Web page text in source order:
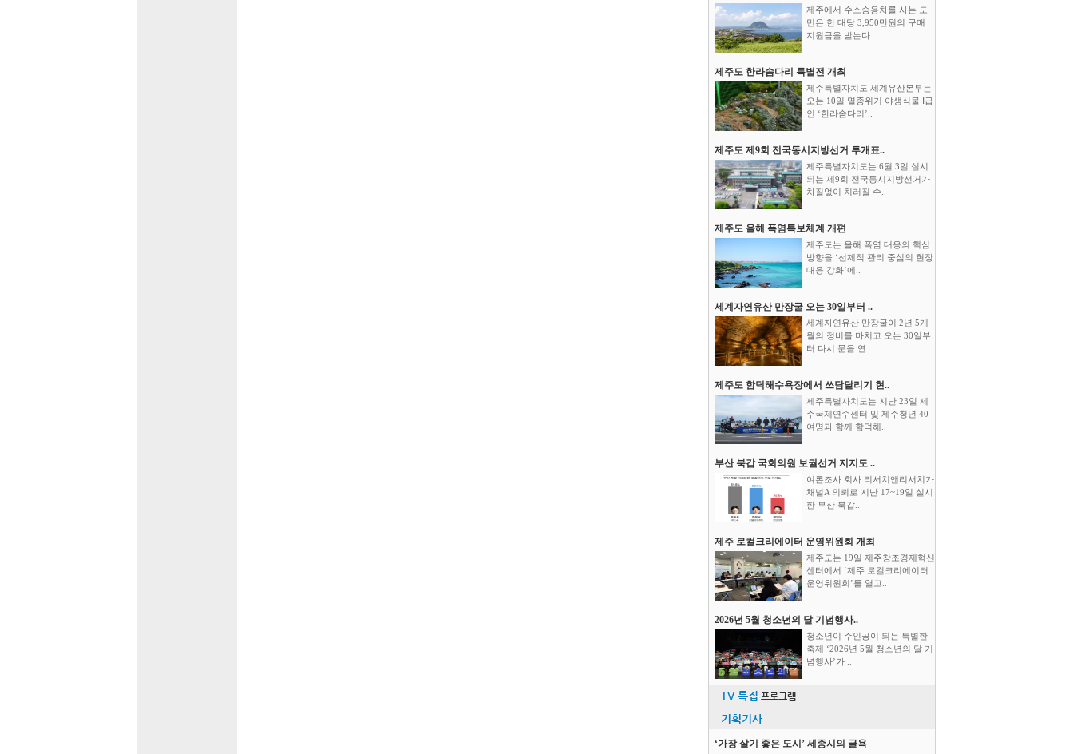
제주에서 수소승용차를 사는 도
민은 한 대당 3,950만원의 구매
지원금을 받는다..
제주도 한라솜다리 특별전 개최
제주특별자치도 세계유산본부는
오는 10일 멸종위기 야생식물 Ⅰ급
인 ‘한라솜다리’..
제주도 제9회 전국동시지방선거 투개표..
제주특별자치도는 6월 3일 실시
되는 제9회 전국동시지방선거가
차질없이 치러질 수..
제주도 올해 폭염특보체계 개편
제주도는 올해 폭염 대응의 핵심
방향을 ‘선제적 관리 중심의 현장
대응 강화’에..
세계자연유산 만장굴 오는 30일부터 ..
세계자연유산 만장굴이 2년 5개
월의 정비를 마치고 오는 30일부
터 다시 문을 연..
제주도 함덕해수욕장에서 쓰담달리기 현..
제주특별자치도는 지난 23일 제
주국제연수센터 및 제주청년 40
여명과 함께 함덕해..
부산 북갑 국회의원 보궐선거 지지도 ..
여론조사 회사 리서치앤리서치가
채널A 의뢰로 지난 17~19일 실시
한 부산 북갑..
제주 로컬크리에이터 운영위원회 개최
제주도는 19일 제주창조경제혁신
센터에서 ‘제주 로컬크리에이터
운영위원회’를 열고..
2026년 5월 청소년의 달 기념행사..
청소년이 주인공이 되는 특별한
축제 ‘2026년 5월 청소년의 달 기
념행사’가 ..
TV 특집 프로그램
기획기사
‘가장 살기 좋은 도시’ 세종시의 굴욕